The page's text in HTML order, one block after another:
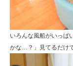
いろんな風船がいっぱ
かな…？」見てるだけ